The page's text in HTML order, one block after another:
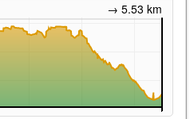
→ 5.53 km